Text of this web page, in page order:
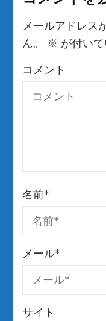
メールアドレス
ん。
※ が付い
コメント
名前*
メール*
サイト